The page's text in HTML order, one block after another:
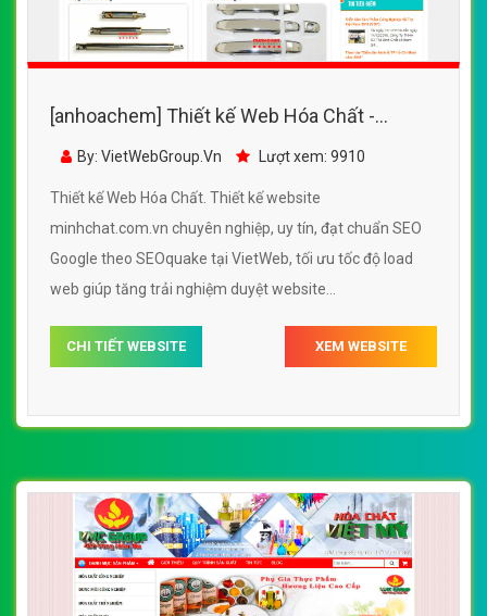
[anhoachem] Thiết kế Web Hóa Chất -
minhchat.com.vn
By: VietWebGroup.Vn Lượt xem: 9910
Thiết kế Web Hóa Chất. Thiết kế website
minhchat.com.vn chuyên nghiệp, uy tín, đạt chuẩn SEO
Google theo SEOquake tại VietWeb, tối ưu tốc độ load
web giúp tăng trải nghiệm duyệt website
CHI TIẾT WEBSITE XEM WEBSITE